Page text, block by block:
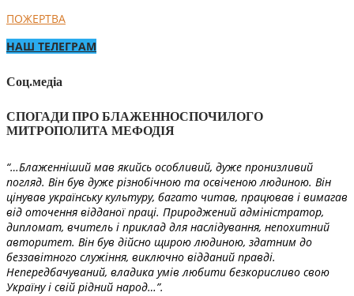
ПОЖЕРТВА
НАШ ТЕЛЕГРАМ
Соц.медіа
СПОГАДИ ПРО БЛАЖЕННОСПОЧИЛОГО
МИТРОПОЛИТА МЕФОДІЯ
“…Блаженніший мав якийсь особливий, дуже пронизливий
погляд. Він був дуже різнобічною та освіченою людиною. Він
цінував українську культуру, багато читав, працював і вимагав
від оточення відданої праці. Природжений адміністратор,
дипломат, вчитель і приклад для наслідування, непохитний
авторитет. Він був дійсно щирою людиною, здатним до
беззавітного служіння, виключно відданий правді.
Непередбачуваний, владика умів любити безкорисливо свою
Україну і свій рідний народ…”.